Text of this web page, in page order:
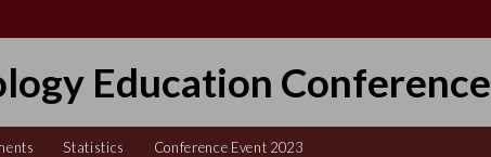
Education Conference
Statistics Conference Event 2023